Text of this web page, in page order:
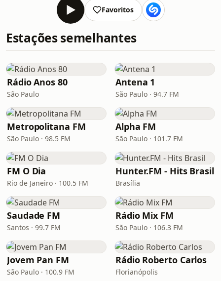
Favoritos
Estações semelhantes
Rádio Anos 80
São Paulo
Antena 1
São Paulo · 94.7 FM
Metropolitana FM
São Paulo · 98.5 FM
Alpha FM
São Paulo · 101.7 FM
FM O Dia
Rio de Janeiro · 100.5 FM
Hunter.FM - Hits Brasil
Brasília
Saudade FM
Santos · 99.7 FM
Rádio Mix FM
São Paulo · 106.3 FM
Jovem Pan FM
São Paulo · 100.9 FM
Rádio Roberto Carlos
Florianópolis